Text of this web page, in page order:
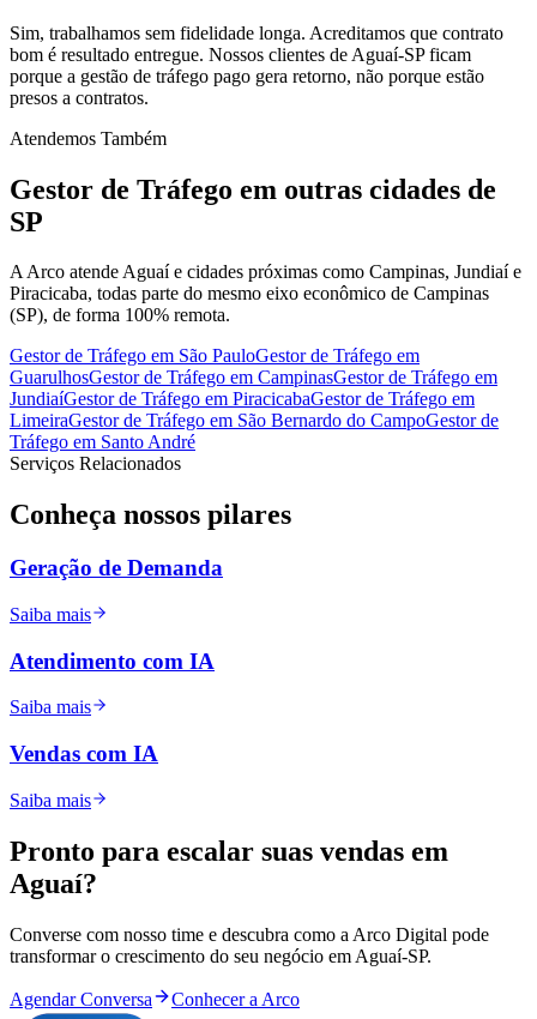
Sim, trabalhamos sem fidelidade longa. Acreditamos que contrato
bom é resultado entregue. Nossos clientes de Aguaí-SP ficam
porque a gestão de tráfego pago gera retorno, não porque estão
presos a contratos.
Atendemos Também
Gestor de Tráfego em outras cidades de
SP
A Arco atende Aguaí e cidades próximas como Campinas, Jundiaí e
Piracicaba, todas parte do mesmo eixo econômico de Campinas
(SP), de forma 100% remota.
Gestor de Tráfego em São PauloGestor de Tráfego em
GuarulhosGestor de Tráfego em CampinasGestor de Tráfego em
JundiaíGestor de Tráfego em PiracicabaGestor de Tráfego em
LimeiraGestor de Tráfego em São Bernardo do CampoGestor de
Tráfego em Santo André
Serviços Relacionados
Conheça nossos pilares
Geração de Demanda
Saiba mais
Atendimento com IA
Saiba mais
Vendas com IA
Saiba mais
Pronto para escalar suas vendas em
Aguaí?
Converse com nosso time e descubra como a Arco Digital pode
transformar o crescimento do seu negócio em Aguaí-SP.
Agendar Conversa Conhecer a Arco